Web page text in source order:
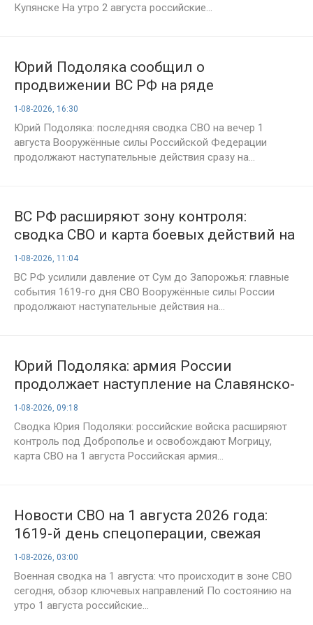
Купянске На утро 2 августа российские...
Юрий Подоляка сообщил о
продвижении ВС РФ на ряде
направлений: вечерняя сводка СВО на 1
августа 2026 года и обзор ситуации на
фронте
1-08-2026, 16:30
Юрий Подоляка: последняя сводка СВО на вечер 1
августа Вооружённые силы Российской Федерации
продолжают наступательные действия сразу на...
ВС РФ расширяют зону контроля:
сводка СВО и карта боевых действий на
1 августа 2026 года
1-08-2026, 11:04
ВС РФ усилили давление от Сум до Запорожья: главные
события 1619-го дня СВО Вооружённые силы России
продолжают наступательные действия на...
Юрий Подоляка: армия России
продолжает наступление на Славянско-
Краматорском направлении — сводка
на утро 1 августа
1-08-2026, 09:18
Сводка Юрия Подоляки: российские войска расширяют
контроль под Доброполье и освобождают Могрицу,
карта СВО на 1 августа Российская армия...
Новости СВО на 1 августа 2026 года:
1619-й день спецоперации, свежая
карта боевых действий и обстановка на
фронте
1-08-2026, 03:00
Военная сводка на 1 августа: что происходит в зоне СВО
сегодня, обзор ключевых направлений По состоянию на
утро 1 августа российские...